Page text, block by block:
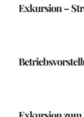
Exkursion –